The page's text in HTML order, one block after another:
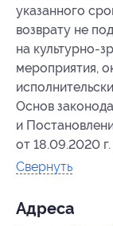
указанного
возврату не
на культурно-
мероприятия,
Основ
и
от 18.09.2020 г.
Свернуть
Адресa